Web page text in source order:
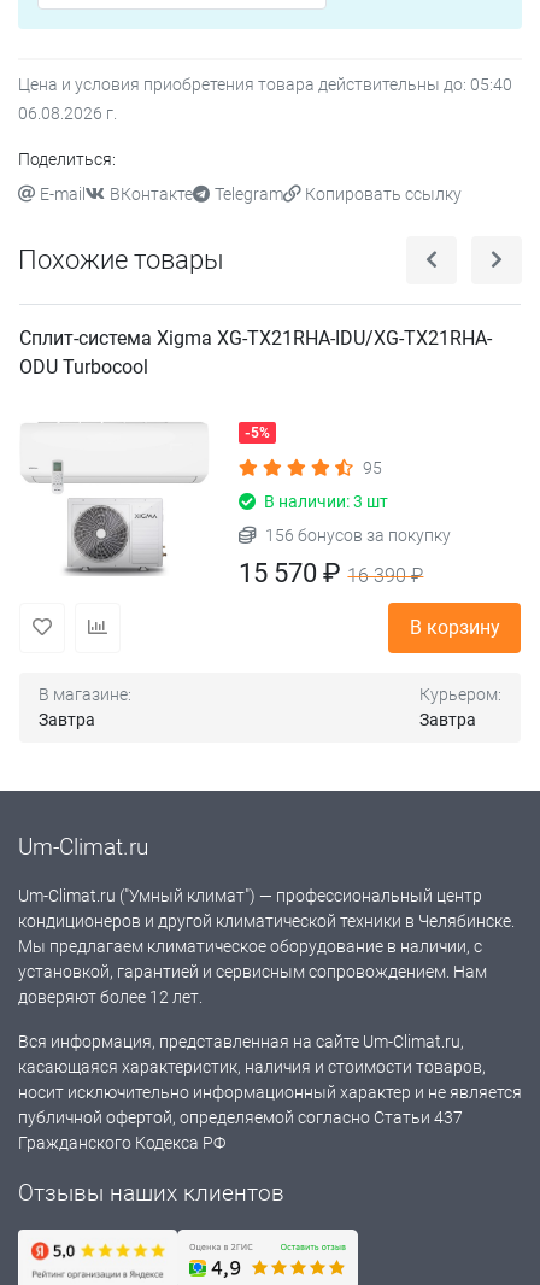
Цена и условия приобретения товара действительны до: 05:40
06.08.2026 г.
Поделиться:
E-mail
ВКонтакте Telegram Копировать ссылку
Похожие товары
Сплит-система Xigma XG-TX21RHA-IDU/XG-TX21RHA-
ODU Turbocool
-5%
95
В наличии: 3 шт
156 бонусов за покупку
15 570 ₽16 390 ₽
В корзину
В магазине:
Завтра
Курьером:
Завтра
Um-Climat.ru
Um-Climat.ru ("Умный климат") — профессиональный центр
кондиционеров и другой климатической техники в Челябинске.
Мы предлагаем климатическое оборудование в наличии, с
установкой, гарантией и сервисным сопровождением. Нам
доверяют более 12 лет.
Вся информация, представленная на сайте Um-Climat.ru,
касающаяся характеристик, наличия и стоимости товаров,
носит исключительно информационный характер и не является
публичной офертой, определяемой согласно Статьи 437
Гражданского Кодекса РФ
Отзывы наших клиентов